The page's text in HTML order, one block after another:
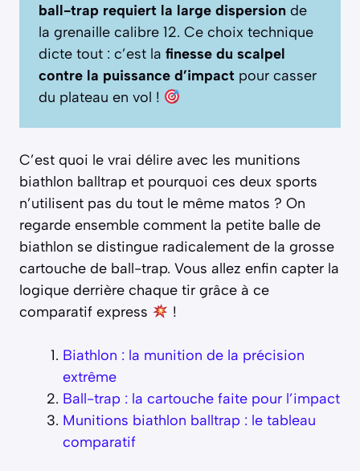
ball-trap requiert la large dispersion de
la grenaille calibre 12. Ce choix technique
dicte tout : c’est la finesse du scalpel
contre la puissance d’impact pour casser
du plateau en vol !
C’est quoi le vrai délire avec les munitions
biathlon balltrap et pourquoi ces deux sports
n’utilisent pas du tout le même matos ? On
regarde ensemble comment la petite balle de
biathlon se distingue radicalement de la grosse
cartouche de ball-trap. Vous allez enfin capter la
logique derrière chaque tir grâce à ce
comparatif express
!
Biathlon : la munition de la précision
extrême
Ball-trap : la cartouche faite pour l’impact
Munitions biathlon balltrap : le tableau
comparatif